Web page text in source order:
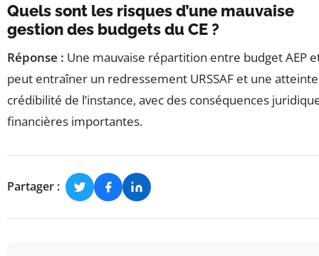
Quels sont les risques d’une mauvaise
gestion des budgets du CE ?
Réponse : Une mauvaise répartition entre budget AEP
peut entraîner un redressement URSSAF et une
crédibilité de l’instance, avec des conséquences
financières importantes.
Partager :